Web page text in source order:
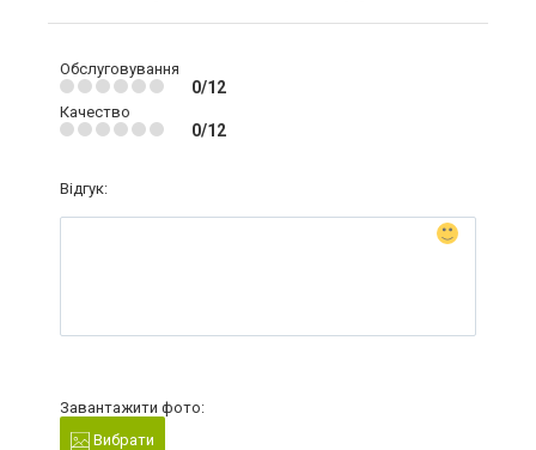
Обслуговування
0/12
Качество
0/12
Відгук:
Завантажити фото:
Вибрати